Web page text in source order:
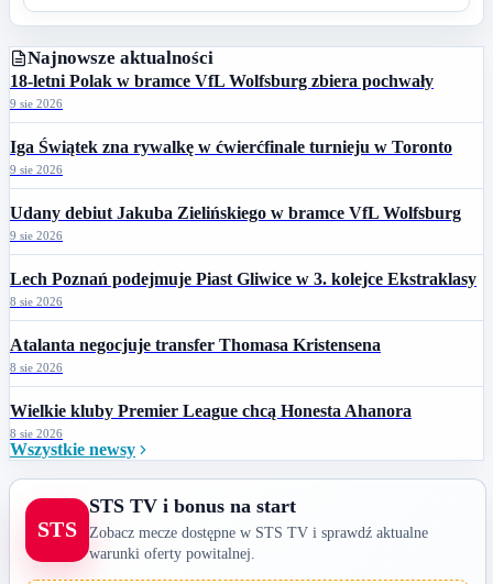
Najnowsze aktualności
18-letni Polak w bramce VfL Wolfsburg zbiera pochwały
9 sie 2026
Iga Świątek zna rywalkę w ćwierćfinale turnieju w Toronto
9 sie 2026
Udany debiut Jakuba Zielińskiego w bramce VfL Wolfsburg
9 sie 2026
Lech Poznań podejmuje Piast Gliwice w 3. kolejce Ekstraklasy
8 sie 2026
Atalanta negocjuje transfer Thomasa Kristensena
8 sie 2026
Wielkie kluby Premier League chcą Honesta Ahanora
8 sie 2026
Wszystkie newsy
STS
STS TV i bonus na start
Zobacz mecze dostępne w STS TV i sprawdź aktualne
warunki oferty powitalnej.